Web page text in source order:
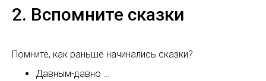
2. Вспомните сказки
Помните, как раньше начинались сказки?
Давным-давно …